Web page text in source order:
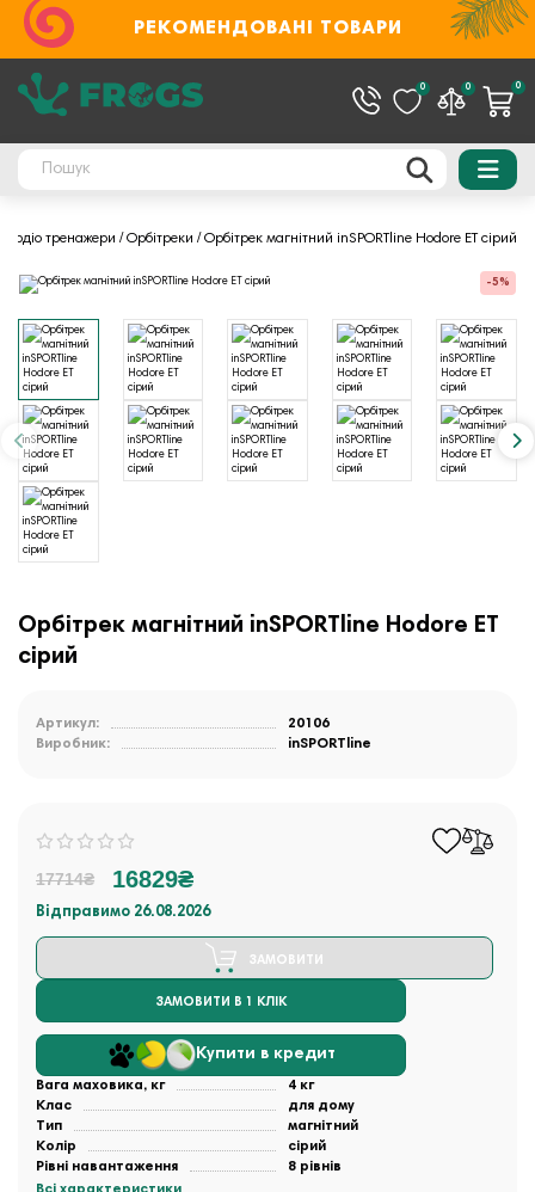
РЕКОМЕНДОВАНІ ТОВАРИ
0 0 0
тренажери Орбітреки Орбітрек магнітний inSPORTline Hodore ET сірий
-5%
Орбітрек магнітний inSPORTline Hodore ET
сірий
Артикул:
20106
Виробник:
inSPORTline
17714₴ 16829₴
Відправимо 26.08.2026
ЗАМОВИТИ
ЗАМОВИТИ В 1 КЛІК
Купити в кредит
Вага маховика, кг
4 кг
Клас
для дому
Тип
магнітний
Колір
сірий
Рівні навантаження
8 рівнів